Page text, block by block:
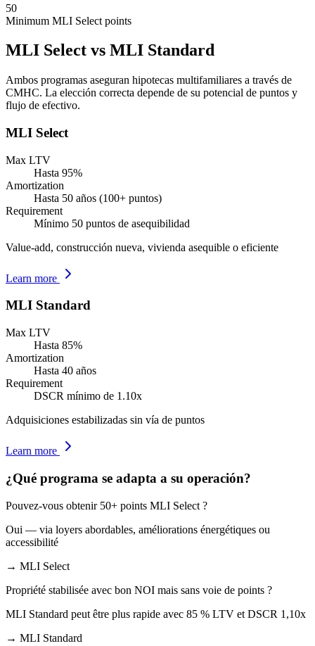
50
Minimum MLI Select points
MLI Select vs MLI Standard
Ambos programas aseguran hipotecas multifamiliares a través de
CMHC. La elección correcta depende de su potencial de puntos y
flujo de efectivo.
MLI Select
Max LTV
Hasta 95%
Amortization
Hasta 50 años (100+ puntos)
Requirement
Mínimo 50 puntos de asequibilidad
Value-add, construcción nueva, vivienda asequible o eficiente
Learn more
MLI Standard
Max LTV
Hasta 85%
Amortization
Hasta 40 años
Requirement
DSCR mínimo de 1.10x
Adquisiciones estabilizadas sin vía de puntos
Learn more
¿Qué programa se adapta a su operación?
Pouvez-vous obtenir 50+ points MLI Select ?
Oui — via loyers abordables, améliorations énergétiques ou
accessibilité
→ MLI Select
Propriété stabilisée avec bon NOI mais sans voie de points ?
MLI Standard peut être plus rapide avec 85 % LTV et DSCR 1,10x
→ MLI Standard